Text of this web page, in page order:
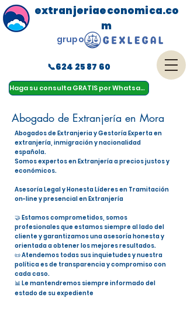
Haga su consulta GRATIS por Whatsapp
menu
extranjeriaeconomica.co
m
📞624 25 87 60
grupo
Abogado de Extranjería en Mora
Abogados de Extranjeria y Gestoría Experta en
extranjería, inmigración y nacionalidad
española.
Somos expertos en Extranjería a precios justos y
económicos.
Asesoría Legal y Honesta Líderes en Tramitación
on-line y presencial en Extranjería
🤝 Estamos comprometidos, somos
profesionales que estamos siempre al lado del
cliente y garantizamos una asesoría honesta y
orientada a obtener los mejores resultados.
📜 Atendemos todas sus inquietudes y nuestra
política es de transparencia y compromiso con
cada caso.
📊 Le mantendremos siempre informado del
estado de su expediente